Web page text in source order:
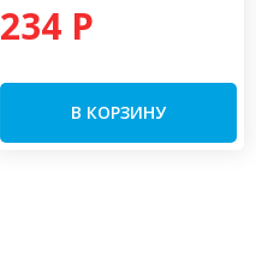
234 P
В КОРЗИНУ